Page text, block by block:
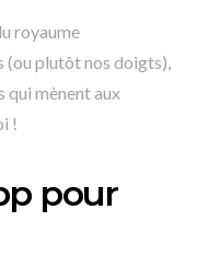
royaume
(ou plutôt nos doigts),
qui mènent aux
!
pour